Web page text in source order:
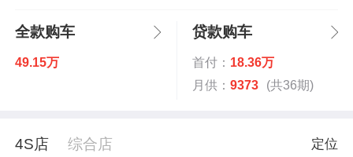
全款购车
49.15万
贷款购车
首付： 18.36万
月供： 9373 (共36期)
4S店 综合店 定位